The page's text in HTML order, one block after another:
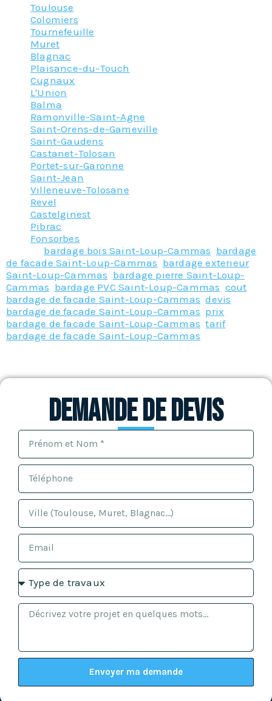
Toulouse
Colomiers
Tournefeuille
Muret
Blagnac
Plaisance-du-Touch
Cugnaux
L'Union
Balma
Ramonville-Saint-Agne
Saint-Orens-de-Gameville
Saint-Gaudens
Castanet-Tolosan
Portet-sur-Garonne
Saint-Jean
Villeneuve-Tolosane
Revel
Castelginest
Pibrac
Fonsorbes
bardage bois Saint-Loup-Cammas bardage
de facade Saint-Loup-Cammas bardage exterieur
Saint-Loup-Cammas bardage pierre Saint-Loup-
Cammas bardage PVC Saint-Loup-Cammas cout
bardage de facade Saint-Loup-Cammas ,devis
bardage de facade Saint-Loup-Cammas prix
bardage de facade Saint-Loup-Cammas ,tarif
bardage de facade Saint-Loup-Cammas
Demande de devis
Envoyer ma demande